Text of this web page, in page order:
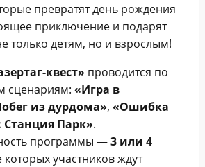
превратят день рождения
приключение и подарят
только детям, но и взрослым!
квест» проводится по
сценариям: «Игра в
из дурдома», «Ошибка
Станция Парк».
программы —3 или 4
которых участников ждут